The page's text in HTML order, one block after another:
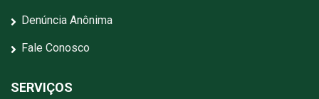
Denúncia Anônima
Fale Conosco
SERVIÇOS